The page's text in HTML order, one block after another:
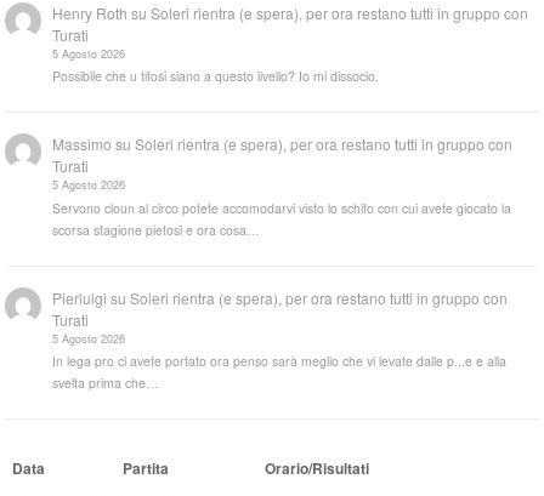
Henry Roth suSoleri rientra (e spera), per ora restano tutti in gruppo con
Turati
5 Agosto 2026
Possibile che u tifosi siano a questo livello? Io mi dissocio.
Massimo suSoleri rientra (e spera), per ora restano tutti in gruppo con
Turati
5 Agosto 2026
Servono cloun al circo potete accomodarvi visto lo schifo con cui avete giocato la
scorsa stagione pietosi e ora cosa…
Pierluigi suSoleri rientra (e spera), per ora restano tutti in gruppo con
Turati
5 Agosto 2026
In lega pro ci avete portato ora penso sarà meglio che vi levate dalle p...e e alla
svelta prima che…
Data Partita Orario/Risultati